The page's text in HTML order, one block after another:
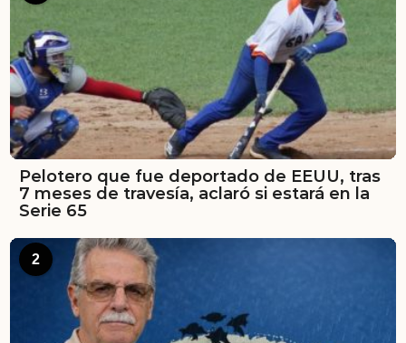
Pelotero que fue deportado de EEUU, tras
7 meses de travesía, aclaró si estará en la
Serie 65
2